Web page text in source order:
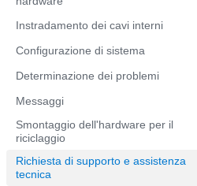
Instradamento dei cavi interni
Configurazione di sistema
Determinazione dei problemi
Messaggi
Smontaggio dell'hardware per il
riciclaggio
Richiesta di supporto e assistenza
tecnica